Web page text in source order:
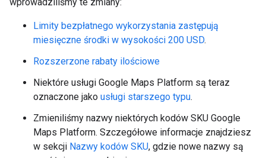
wprowadziliśmy te zmiany:
Limity bezpłatnego wykorzystania zastępują
miesięczne środki w wysokości 200 USD.
Rozszerzone rabaty ilościowe
Niektóre usługi Google Maps Platform są teraz
oznaczone jako usługi starszego typu.
Zmieniliśmy nazwy niektórych kodów SKU Google
Maps Platform. Szczegółowe informacje znajdziesz
w sekcji Nazwy kodów SKU, gdzie nowe nazwy są